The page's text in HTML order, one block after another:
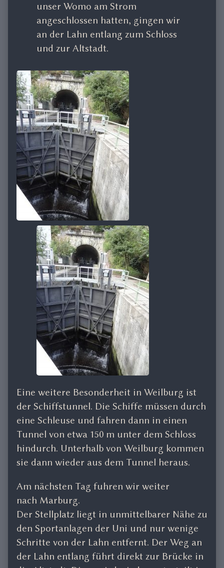
unser Womo am Strom
angeschlossen hatten, gingen wir
an der Lahn entlang zum Schloss
und zur Altstadt.
Eine weitere Besonderheit in Weilburg ist
der Schiffstunnel. Die Schiffe müssen durch
eine Schleuse und fahren dann in einen
Tunnel von etwa 150 m unter dem Schloss
hindurch. Unterhalb von Weilburg kommen
sie dann wieder aus dem Tunnel heraus.
Am nächsten Tag fuhren wir weiter
nach Marburg.
Der Stellplatz liegt in unmittelbarer Nähe zu
den Sportanlagen der Uni und nur wenige
Schritte von der Lahn entfernt. Der Weg an
der Lahn entlang führt direkt zur Brücke in